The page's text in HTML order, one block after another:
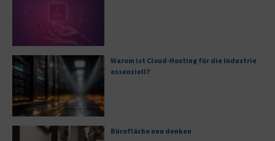
Warum ist Cloud-Hosting für die Industrie
essenziell?
Bürofläche neu denken